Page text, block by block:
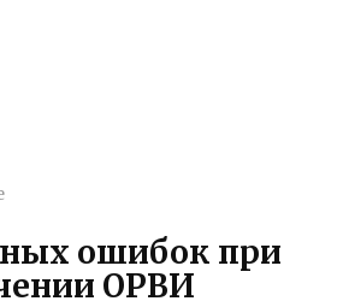
ошибок при
ОРВИ